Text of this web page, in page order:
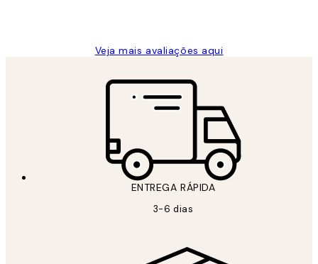
Veja mais avaliações aqui
ENTREGA RÁPIDA
3-6 dias